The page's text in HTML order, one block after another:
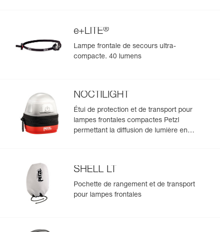
e+LITE®
Lampe frontale de secours ultra-
compacte. 40 lumens
NOCTILIGHT
Étui de protection et de transport pour
lampes frontales compactes Petzl
permettant la diffusion de lumière en
SHELL LT
Pochette de rangement et de transport
pour lampes frontales